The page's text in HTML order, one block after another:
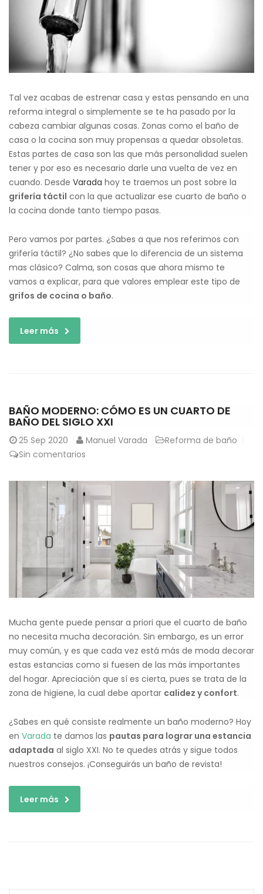
Tal vez acabas de estrenar casa y estas pensando en una
reforma integral o simplemente se te ha pasado por la
cabeza cambiar algunas cosas. Zonas como el baño de
casa o la cocina son muy propensas a quedar obsoletas.
Estas partes de casa son las que más personalidad suelen
tener y por eso es necesario darle una vuelta de vez en
cuando. Desde Varada hoy te traemos un post sobre la
grifería táctil con la que actualizar ese cuarto de baño o
la cocina donde tanto tiempo pasas.
Pero vamos por partes. ¿Sabes a que nos referimos con
grifería táctil? ¿No sabes que lo diferencia de un sistema
mas clásico? Calma, son cosas que ahora mismo te
vamos a explicar, para que valores emplear este tipo de
grifos de cocina o baño.
Leer más
BAÑO MODERNO: CÓMO ES UN CUARTO DE
BAÑO DEL SIGLO XXI
25 Sep 2020 Manuel Varada
Reforma de baño
Sin comentarios
Mucha gente puede pensar a priori que el cuarto de baño
no necesita mucha decoración. Sin embargo, es un error
muy común, y es que cada vez está más de moda decorar
estas estancias como si fuesen de las más importantes
del hogar. Apreciación que sí es cierta, pues se trata de la
zona de higiene, la cual debe aportar calidez y confort.
¿Sabes en qué consiste realmente un baño moderno? Hoy
en Varada te damos las pautas para lograr una estancia
adaptada al siglo XXI. No te quedes atrás y sigue todos
nuestros consejos. ¡Conseguirás un baño de revista!
Leer más